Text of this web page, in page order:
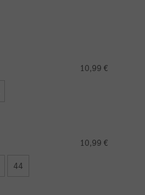
10,99 €
10,99 €
44